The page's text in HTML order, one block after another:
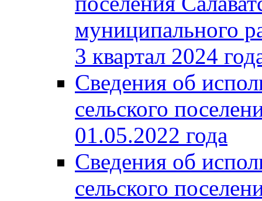
муниципального
3 квартал 2024
Сведения об
сельского
01.05.2022 года
Сведения об
сельского